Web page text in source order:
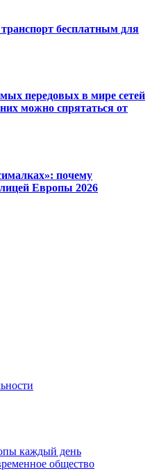
бесплатным для
передовых в мире сетей
можно спрятаться от
почему
Европы 2026
каждый день
общество